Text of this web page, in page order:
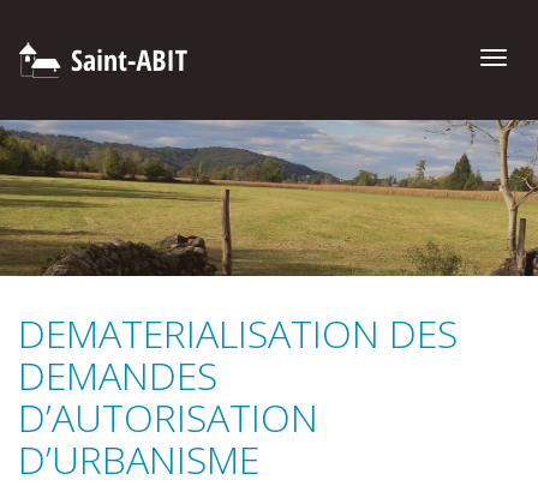
Toggle
DEMATERIALISATION DES
DEMANDES
D’AUTORISATION
D’URBANISME